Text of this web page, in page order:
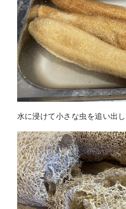
水に浸けて小さな虫を追い出し